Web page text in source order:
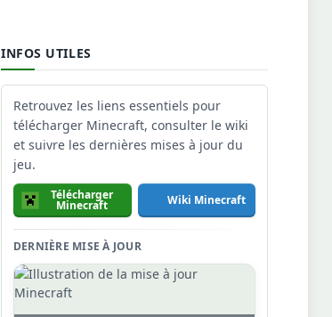
INFOS UTILES
Retrouvez les liens essentiels pour
télécharger Minecraft, consulter le wiki
et suivre les dernières mises à jour du
jeu.
Télécharger
Minecraft Wiki Minecraft
DERNIÈRE MISE À JOUR